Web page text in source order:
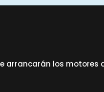
arrancarán los motores